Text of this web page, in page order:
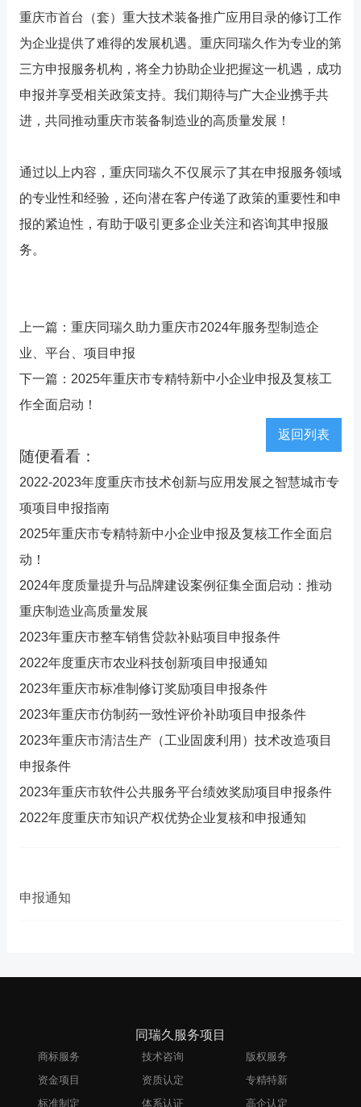
重庆市首台（套）重大技术装备推广应用目录的修订工作
为企业提供了难得的发展机遇。重庆同瑞久作为专业的第
三方申报服务机构，将全力协助企业把握这一机遇，成功
申报并享受相关政策支持。我们期待与广大企业携手共
进，共同推动重庆市装备制造业的高质量发展！
通过以上内容，重庆同瑞久不仅展示了其在申报服务领域
的专业性和经验，还向潜在客户传递了政策的重要性和申
报的紧迫性，有助于吸引更多企业关注和咨询其申报服
务。
上一篇： 重庆同瑞久助力重庆市2024年服务型制造企
业、平台、项目申报
下一篇： 2025年重庆市专精特新中小企业申报及复核工
作全面启动！
返回列表
随便看看：
2022-2023年度重庆市技术创新与应用发展之智慧城市专
项项目申报指南
2025年重庆市专精特新中小企业申报及复核工作全面启
动！
2024年度质量提升与品牌建设案例征集全面启动：推动
重庆制造业高质量发展
2023年重庆市整车销售贷款补贴项目申报条件
2022年度重庆市农业科技创新项目申报通知
2023年重庆市标准制修订奖励项目申报条件
2023年重庆市仿制药一致性评价补助项目申报条件
2023年重庆市清洁生产（工业固废利用）技术改造项目
申报条件
2023年重庆市软件公共服务平台绩效奖励项目申报条件
2022年度重庆市知识产权优势企业复核和申报通知
申报通知
同瑞久服务项目
商标服务 技术咨询
版权服务
资金项目
资质认定
专精特新
标准制定
体系认证 高企认定